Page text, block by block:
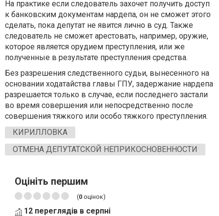
На практике если следователь захочет получить доступ
к банковским документам нардепа, он не сможет этого
сделать, пока депутат не явится лично в суд. Также
следователь не сможет арестовать, например, оружие,
которое является орудием преступления, или же
полученные в результате преступления средства.
Без разрешения следственного судьи, вынесенного на
основании ходатайства главы ГПУ, задержание нардепа
разрешается только в случае, если последнего застали
во время совершения или непосредственно после
совершения тяжкого или особо тяжкого преступления.
КИРИЛЛОВКА
ОТМЕНА ДЕПУТАТСКОЙ НЕПРИКОСНОВЕННОСТИ
Оцініть першим
(0 оцінок)
12 переглядів в серпні